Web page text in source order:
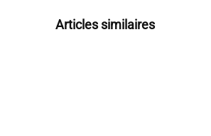
Articles similaires